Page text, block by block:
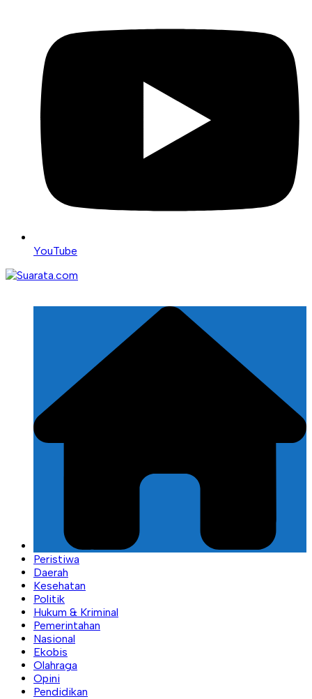
YouTube
Peristiwa
Daerah
Kesehatan
Politik
Hukum & Kriminal
Pemerintahan
Nasional
Ekobis
Olahraga
Opini
Pendidikan